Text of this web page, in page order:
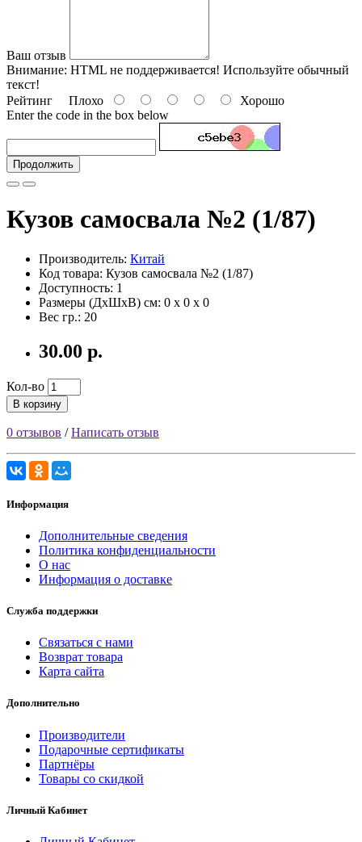
Ваш отзыв
Внимание: HTML не поддерживается! Используйте обычный
текст!
Рейтинг Плохо
Хорошо
Enter the code in the box below
Продолжить
Кузов самосвала №2 (1/87)
Производитель: Китай
Код товара: Кузов самосвала №2 (1/87)
Доступность: 1
Размеры (ДxШxВ) см: 0 x 0 x 0
Вес гр.: 20
30.00 р.
Кол-во
В корзину
0 отзывов /Написать отзыв
Информация
Дополнительные сведения
Политика конфиденциальности
О нас
Информация о доставке
Служба поддержки
Связаться с нами
Возврат товара
Карта сайта
Дополнительно
Производители
Подарочные сертификаты
Партнёры
Товары со скидкой
Личный Кабинет